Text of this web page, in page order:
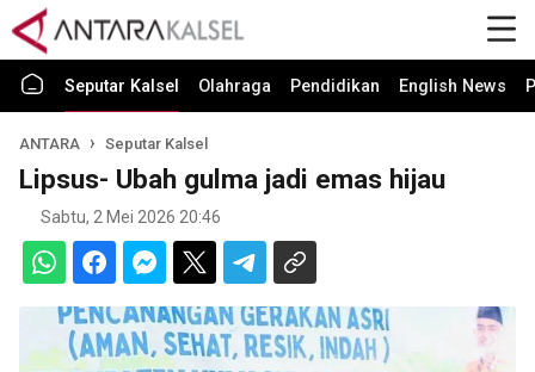
Seputar Kalsel Olahraga Pendidikan English News
ANTARA Seputar Kalsel
Lipsus- Ubah gulma jadi emas hijau
Sabtu, 2 Mei 2026 20:46